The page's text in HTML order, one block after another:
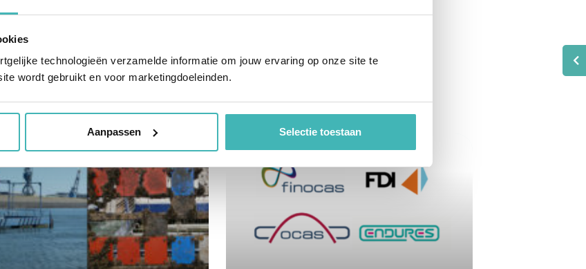
technologieën verzamelde informatie om jouw ervaring op onze site te
wordt gebruikt en voor marketingdoeleinden.
Aanpassen Selectie toestaan
BERICHTEN